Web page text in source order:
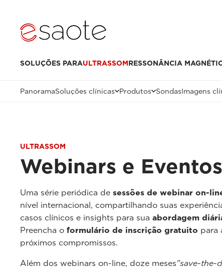
SOLUÇÕES PARAULTRASSOMRESSONÂNCIA
PanoramaSoluções clínicas Produtos SondasImagens
ULTRASSOM
Webinars e
Uma série periódica de sessões de webinar on-
nível internacional, compartilhando suas
casos clínicos e insights para sua abordagem
Preencha o formulário de inscrição gratuito para
próximos compromissos.
Além dos webinars on-line, doze meses"save-the-